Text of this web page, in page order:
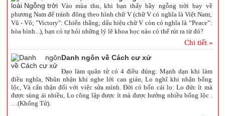
Vào mùa thu, khi bạn thấy bầy ngỗng trời bay về
phương Nam để tránh đông theo hình chữ V (chữ V có nghĩa là Việt Nam;
Vũ - Võ; "Victory": Chiến thắng; dấu hiệu chữ V còn có nghĩa là “Peace”:
hòa bình...), bạn có tự hỏi những lý lẽ khoa học nào có thể rút ra từ đó?
Chi tiết »
Danh ngôn về Cách cư xử
Đạo làm quân tử có 4 điều đúng: Mạnh dạn khi làm
điều nghĩa, Nhũn nhặn khi nghe lời can gián, Lo nghĩ khi nhận bổng
lộc, Và cẩn thận đối với việc sửa mình. Đời có bốn cái lo: Lo đức ít mà
được sùng ái nhiều, Lo công lập được ít mà được hưởng nhiều bổng lộc .
…(Khổng Tử).